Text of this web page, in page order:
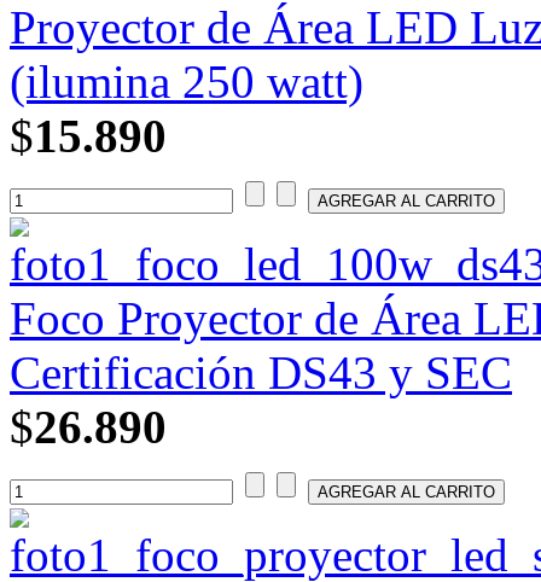
Proyector de Área LED
(ilumina 250 watt)
$15.890
Foco Proyector de Área
Certificación DS43 y SEC
$26.890